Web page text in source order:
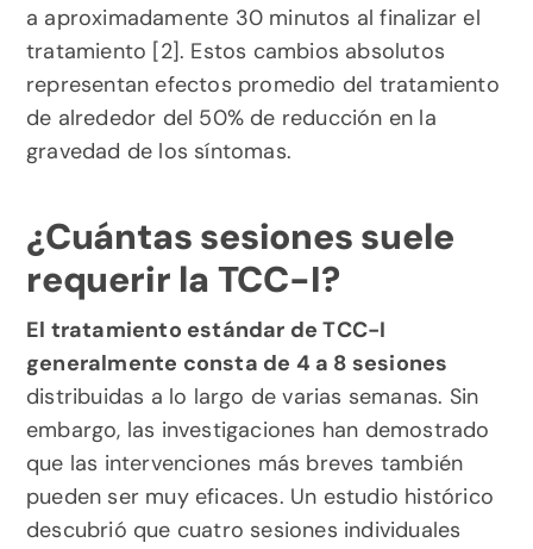
a aproximadamente 30 minutos al finalizar el
tratamiento [2]. Estos cambios absolutos
representan efectos promedio del tratamiento
de alrededor del 50% de reducción en la
gravedad de los síntomas.
¿Cuántas sesiones suele
requerir la TCC-I?
El tratamiento estándar de TCC-I
generalmente consta de 4 a 8 sesiones
distribuidas a lo largo de varias semanas. Sin
embargo, las investigaciones han demostrado
que las intervenciones más breves también
pueden ser muy eficaces. Un estudio histórico
descubrió que cuatro sesiones individuales